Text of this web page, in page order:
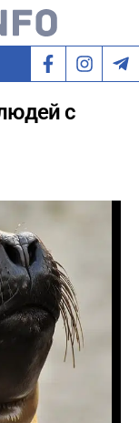
с
Фото: pixabay.com